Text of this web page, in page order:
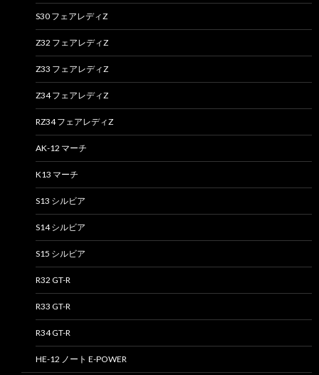
S30 フェアレディZ
Z32 フェアレディZ
Z33 フェアレディZ
Z34 フェアレディZ
RZ34 フェアレディZ
AK-12 マーチ
K13 マーチ
S13 シルビア
S14 シルビア
S15 シルビア
R32 GT-R
R33 GT-R
R34 GT-R
HE-12 ノート E-POWER